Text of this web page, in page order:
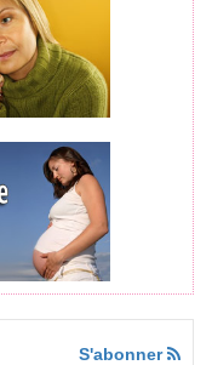
S'abonner